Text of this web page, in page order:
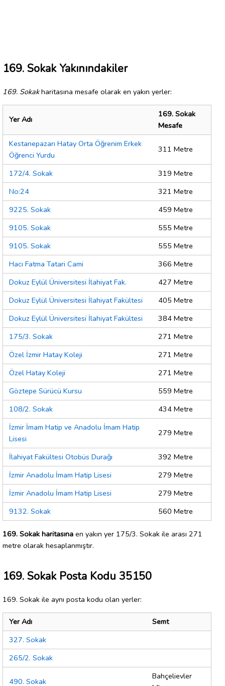
169. Sokak Yakınındakiler
169. Sokakharitasına mesafe olarak en yakın yerler:
Yer Adı
169. Sokak
Mesafe
Kestanepazarı Hatay Orta Öğrenim Erkek
Öğrenci Yurdu
311 Metre
172/4. Sokak
319 Metre
No:24
321 Metre
9225. Sokak
459 Metre
9105. Sokak
555 Metre
9105. Sokak
555 Metre
Hacı Fatma Tatari Cami
366 Metre
Dokuz Eylül Üniversitesi İlahiyat Fak.
427 Metre
Dokuz Eylül Üniversitesi İlahiyat Fakültesi
405 Metre
Dokuz Eylül Üniversitesi İlahiyat Fakültesi
384 Metre
175/3. Sokak
271 Metre
Özel İzmir Hatay Koleji
271 Metre
Özel Hatay Koleji
271 Metre
Göztepe Sürücü Kursu
559 Metre
108/2. Sokak
434 Metre
İzmir İmam Hatip ve Anadolu İmam Hatip
Lisesi
279 Metre
İlahiyat Fakültesi Otobüs Durağı
392 Metre
İzmir Anadolu İmam Hatip Lisesi
279 Metre
İzmir Anadolu İmam Hatip Lisesi
279 Metre
9132. Sokak
560 Metre
169. Sokak haritasına en yakın yer 175/3. Sokak ile arası 271
metre olarak hesaplanmıştır.
169. Sokak Posta Kodu 35150
169. Sokak ile aynı posta kodu olan yerler:
Yer Adı
Semt
327. Sokak
265/2. Sokak
490. Sokak
Bahçelievler